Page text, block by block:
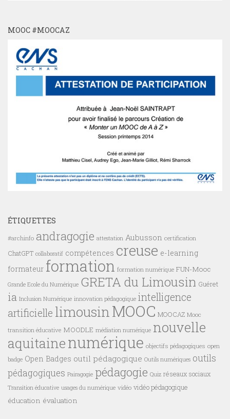
MOOC #MOOCAZ
ÉTIQUETTES
#archinfo andragogie attestation Aubusson certification
ChatGPT collaboratif compétences creuse e-learning
formateur formation formation numérique FUN-Mooc
Grande Ecole du Numérique GRETA du Limousin Guéret
ia Inclusion Numérique innovation pédagogique intelligence
artificielle limousinMOOC MOOCAZ Mooc
transition éducative MOODLE médiation numérique nouvelle
aquitainenumérique objectifs pédagogiques open
badge Open Badges outil pédagogique Outils numériques outils
pédagogiques Pairagogie pédagogie Quiz réseaux sociaux
Transition éducative usages du numérique vidéo vidéo pédagogique
éducation évaluation